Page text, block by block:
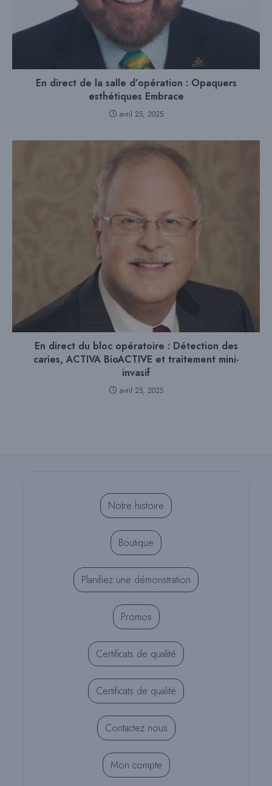
En direct de la salle d’opération : Opaquers
esthétiques Embrace
avril 25, 2025
En direct du bloc opératoire : Détection des
caries, ACTIVA BioACTIVE et traitement mini-
invasif
avril 25, 2025
Notre histoire
Boutique
Planifiez une démonstration
Promos
Certificats de qualité
Certificats de qualité
Contactez nous
Mon compte